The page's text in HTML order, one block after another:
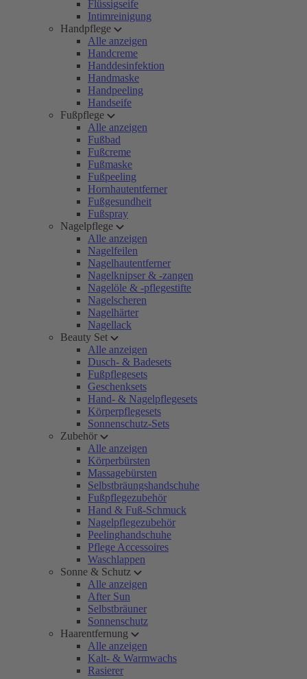
Flüssigseife
Intimreinigung
Handpflege
Alle anzeigen
Handcreme
Handdesinfektion
Handmaske
Handpeeling
Handseife
Fußpflege
Alle anzeigen
Fußbad
Fußcreme
Fußmaske
Fußpeeling
Hornhautentferner
Fußgesundheit
Fußspray
Nagelpflege
Alle anzeigen
Nagelfeilen
Nagelhautentferner
Nagelknipser & -zangen
Nagelöle & -pflegestifte
Nagelscheren
Nagelhärter
Nagellack
Beauty Set
Alle anzeigen
Dusch- & Badesets
Fußpflegesets
Geschenksets
Hand- & Nagelpflegesets
Körperpflegesets
Sonnenschutz-Sets
Zubehör
Alle anzeigen
Körperbürsten
Massagebürsten
Selbstbräungshandschuhe
Fußpflegezubehör
Hand & Fuß-Schmuck
Nagelpflegezubehör
Peelinghandschuhe
Pflege Accessoires
Waschlappen
Sonne & Schutz
Alle anzeigen
After Sun
Selbstbräuner
Sonnenschutz
Haarentfernung
Alle anzeigen
Kalt- & Warmwachs
Rasierer